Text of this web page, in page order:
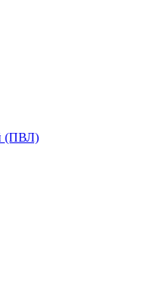
(ПВЛ)